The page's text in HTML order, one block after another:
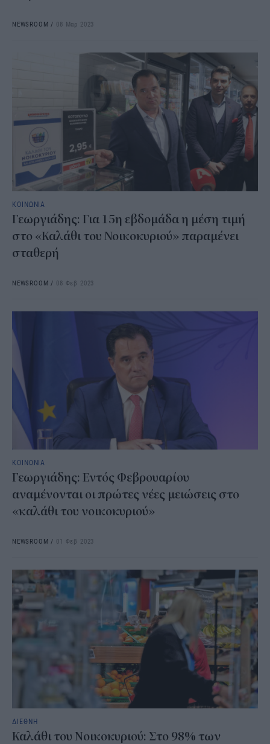
NEWSROOM / 08 Μαρ 2023
ΚΟΙΝΩΝΙΑ
Γεωργιάδης: Για 15η εβδομάδα η μέση τιμή
στο «Καλάθι του Νοικοκυριού» παραμένει
σταθερή
NEWSROOM / 08 Φεβ 2023
ΚΟΙΝΩΝΙΑ
Γεωργιάδης: Εντός Φεβρουαρίου
αναμένονται οι πρώτες νέες μειώσεις στο
«καλάθι του νοικοκυριού»
NEWSROOM / 01 Φεβ 2023
ΔΙΕΘΝΗ
Καλάθι του Nοικοκυριού: Στο 98% των